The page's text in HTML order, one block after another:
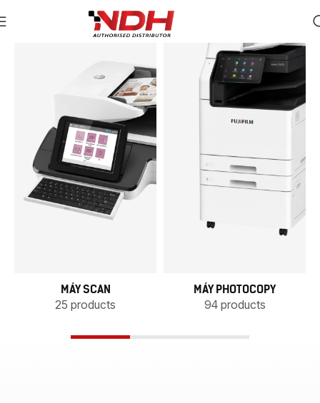
MÁY SCAN
25 products
MÁY PHOTOCOPY
94 products